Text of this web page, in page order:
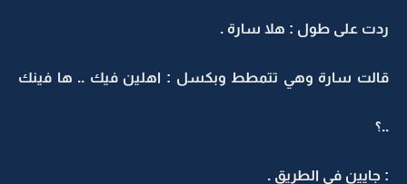
ردت على طول : هلا سارة .
قالت سارة وهي تتمطط وبكسل : اهلين فيك .. ها فينك
..؟
: جايين في الطريق .